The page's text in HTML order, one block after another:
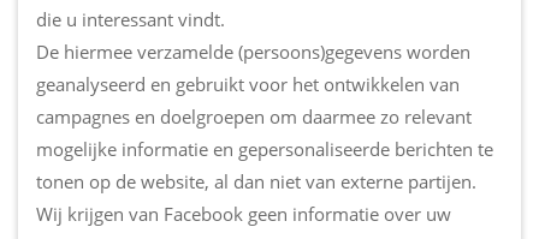
die u interessant vindt.
De hiermee verzamelde (persoons)gegevens worden
geanalyseerd en gebruikt voor het ontwikkelen van
campagnes en doelgroepen om daarmee zo relevant
mogelijke informatie en gepersonaliseerde berichten te
tonen op de website, al dan niet van externe partijen.
Wij krijgen van Facebook geen informatie over uw